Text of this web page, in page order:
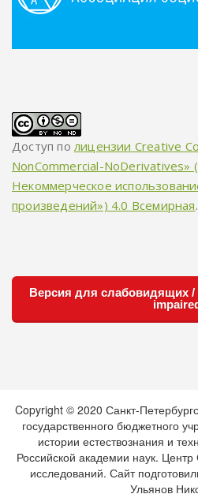
Доступ по лицензии Creative
NonCommercial-
Некоммерческое
произведений») 4.0 Всемирная.
Версия для слабовидящих /
Copyright © 2020 Санкт-
государственного бюджетного
истории естествознания и
Российской академии наук.
исследований. Сайт
Ульянов